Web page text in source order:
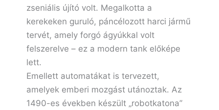
zseniális újító volt. Megalkotta a
kerekeken guruló, páncélozott harci jármű
tervét, amely forgó ágyúkkal volt
felszerelve – ez a modern tank előképe
lett.
Emellett automatákat is tervezett,
amelyek emberi mozgást utánoztak. Az
1490-es években készült „robotkatona”